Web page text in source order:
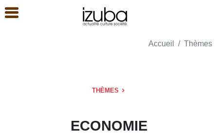
Accueil Thèmes
THÈMES
ECONOMIE